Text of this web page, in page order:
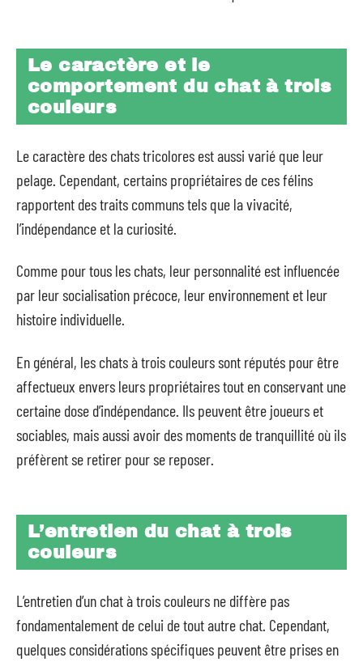
Le caractère et le
comportement du chat à trois
couleurs
Le caractère des chats tricolores est aussi varié que leur
pelage. Cependant, certains propriétaires de ces félins
rapportent des traits communs tels que la vivacité,
l’indépendance et la curiosité.
Comme pour tous les chats, leur personnalité est influencée
par leur socialisation précoce, leur environnement et leur
histoire individuelle.
En général, les chats à trois couleurs sont réputés pour être
affectueux envers leurs propriétaires tout en conservant une
certaine dose d’indépendance. Ils peuvent être joueurs et
sociables, mais aussi avoir des moments de tranquillité où ils
préfèrent se retirer pour se reposer.
L’entretien du chat à trois
couleurs
L’entretien d’un chat à trois couleurs ne diffère pas
fondamentalement de celui de tout autre chat. Cependant,
quelques considérations spécifiques peuvent être prises en